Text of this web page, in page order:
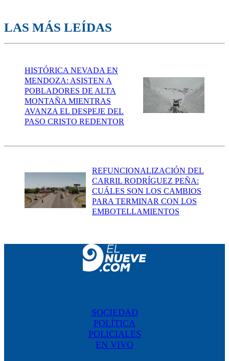
LAS MÁS LEÍDAS
HISTÓRICA NEVADA EN
MENDOZA: ASISTEN A
POBLADORES DE ALTA
MONTAÑA MIENTRAS
AVANZA EL DESPEJE DEL
PASO CRISTO REDENTOR
REFUNCIONALIZACIÓN DEL
CARRIL RODRÍGUEZ PEÑA:
CUÁLES SON LOS CAMBIOS
PARA TERMINAR CON LOS
EMBOTELLAMIENTOS
SOCIEDAD
POLÍTICA
POLICIALES
EN VIVO